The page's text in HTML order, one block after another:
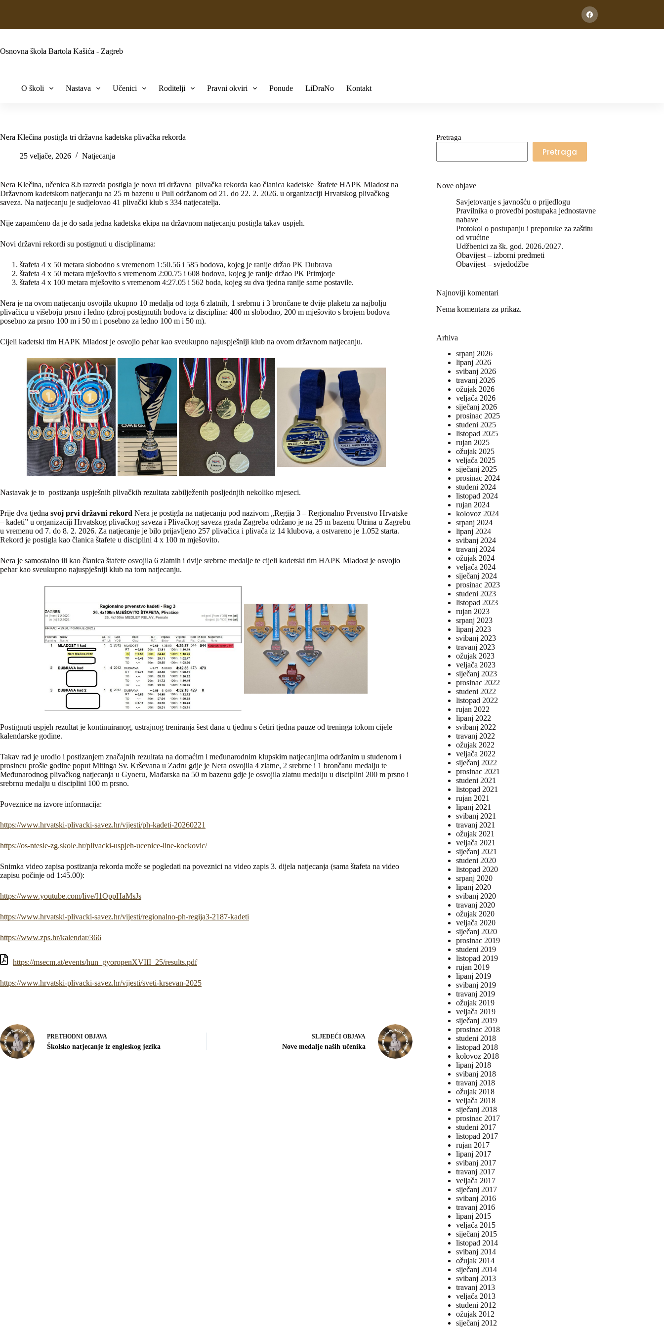
Osnovna škola Bartola Kašića - Zagreb
O školi Nastava Učenici Roditelji Pravni okviri Ponude LiDraNo Kontakt
Nera Klečina postigla tri državna kadetska plivačka rekorda
25 veljače, 2026 Natjecanja
Nera Klečina, učenica 8.b razreda postigla je nova tri državna plivačka rekorda kao članica kadetske štafete HAPK Mladost na
Državnom kadetskom natjecanju na 25 m bazenu u Puli održanom od 21. do 22. 2. 2026. u organizaciji Hrvatskog plivačkog
saveza. Na natjecanju je sudjelovao 41 plivački klub s 334 natjecatelja.
Nije zapamćeno da je do sada jedna kadetska ekipa na državnom natjecanju postigla takav uspjeh.
Novi državni rekordi su postignuti u disciplinama:
štafeta 4 x 50 metara slobodno s vremenom 1:50.56 i 585 bodova, kojeg je ranije držao PK Dubrava
štafeta 4 x 50 metara mješovito s vremenom 2:00.75 i 608 bodova, kojeg je ranije držao PK Primjorje
štafeta 4 x 100 metara mješovito s vremenom 4:27.05 i 562 boda, kojeg su dva tjedna ranije same postavile.
Nera je na ovom natjecanju osvojila ukupno 10 medalja od toga 6 zlatnih, 1 srebrnu i 3 brončane te dvije plaketu za najbolju
plivačicu u višeboju prsno i leđno (zbroj postignutih bodova iz disciplina: 400 m slobodno, 200 m mješovito s brojem bodova
posebno za prsno 100 m i 50 m i posebno za leđno 100 m i 50 m).
Cijeli kadetski tim HAPK Mladost je osvojio pehar kao sveukupno najuspješniji klub na ovom državnom natjecanju.
Nastavak je to postizanja uspješnih plivačkih rezultata zabilježenih posljednjih nekoliko mjeseci.
Prije dva tjedna svoj prvi državni rekord Nera je postigla na natjecanju pod nazivom „Regija 3 – Regionalno Prvenstvo Hrvatske
– kadeti” u organizaciji Hrvatskog plivačkog saveza i Plivačkog saveza grada Zagreba održano je na 25 m bazenu Utrina u Zagrebu
u vremenu od 7. do 8. 2. 2026. Za natjecanje je bilo prijavljeno 257 plivačica i plivača iz 14 klubova, a ostvareno je 1.052 starta.
Rekord je postigla kao članica štafete u disciplini 4 x 100 m mješovito.
Nera je samostalno ili kao članica štafete osvojila 6 zlatnih i dvije srebrne medalje te cijeli kadetski tim HAPK Mladost je osvojio
pehar kao sveukupno najuspješniji klub na tom natjecanju.
Postignuti uspjeh rezultat je kontinuiranog, ustrajnog treniranja šest dana u tjednu s četiri tjedna pauze od treninga tokom cijele
kalendarske godine.
Takav rad je urodio i postizanjem značajnih rezultata na domaćim i međunarodnim klupskim natjecanjima održanim u studenom i
prosincu prošle godine poput Mitinga Sv. Krševana u Zadru gdje je Nera osvojila 4 zlatne, 2 srebrne i 1 brončanu medalju te
Međunarodnog plivačkog natjecanja u Gyoeru, Mađarska na 50 m bazenu gdje je osvojila zlatnu medalju u disciplini 200 m prsno i
srebrnu medalju u disciplini 100 m prsno.
Poveznice na izvore informacija:
https://www.hrvatski-plivacki-savez.hr/vijesti/ph-kadeti-20260221
https://os-ntesle-zg.skole.hr/plivacki-uspjeh-ucenice-line-kockovic/
Snimka video zapisa postizanja rekorda može se pogledati na poveznici na video zapis 3. dijela natjecanja (sama štafeta na video
zapisu počinje od 1:45.00):
https://www.youtube.com/live/I1OppHaMsJs
https://www.hrvatski-plivacki-savez.hr/vijesti/regionalno-ph-regija3-2187-kadeti
https://www.zps.hr/kalendar/366
https://msecm.at/events/hun_gyoropenXVIII_25/results.pdf
https://www.hrvatski-plivacki-savez.hr/vijesti/sveti-krsevan-2025
PRETHODNI OBJAVA
Školsko natjecanje iz engleskog jezika
SLJEDEĆI OBJAVA
Nove medalje naših učenika
Pretraga
Pretraga
Nove objave
Savjetovanje s javnošću o prijedlogu
Pravilnika o provedbi postupaka jednostavne
nabave
Protokol o postupanju i preporuke za zaštitu
od vrućine
Udžbenici za šk. god. 2026./2027.
Obavijest – izborni predmeti
Obavijest – svjedodžbe
Najnoviji komentari
Nema komentara za prikaz.
Arhiva
srpanj 2026
lipanj 2026
svibanj 2026
travanj 2026
ožujak 2026
veljača 2026
siječanj 2026
prosinac 2025
studeni 2025
listopad 2025
rujan 2025
ožujak 2025
veljača 2025
siječanj 2025
prosinac 2024
studeni 2024
listopad 2024
rujan 2024
kolovoz 2024
srpanj 2024
lipanj 2024
svibanj 2024
travanj 2024
ožujak 2024
veljača 2024
siječanj 2024
prosinac 2023
studeni 2023
listopad 2023
rujan 2023
srpanj 2023
lipanj 2023
svibanj 2023
travanj 2023
ožujak 2023
veljača 2023
siječanj 2023
prosinac 2022
studeni 2022
listopad 2022
rujan 2022
lipanj 2022
svibanj 2022
travanj 2022
ožujak 2022
veljača 2022
siječanj 2022
prosinac 2021
studeni 2021
listopad 2021
rujan 2021
lipanj 2021
svibanj 2021
travanj 2021
ožujak 2021
veljača 2021
siječanj 2021
studeni 2020
listopad 2020
srpanj 2020
lipanj 2020
svibanj 2020
travanj 2020
ožujak 2020
veljača 2020
siječanj 2020
prosinac 2019
studeni 2019
listopad 2019
rujan 2019
lipanj 2019
svibanj 2019
travanj 2019
ožujak 2019
veljača 2019
siječanj 2019
prosinac 2018
studeni 2018
listopad 2018
kolovoz 2018
lipanj 2018
svibanj 2018
travanj 2018
ožujak 2018
veljača 2018
siječanj 2018
prosinac 2017
studeni 2017
listopad 2017
rujan 2017
lipanj 2017
svibanj 2017
travanj 2017
veljača 2017
siječanj 2017
svibanj 2016
travanj 2016
lipanj 2015
veljača 2015
siječanj 2015
listopad 2014
svibanj 2014
ožujak 2014
siječanj 2014
svibanj 2013
travanj 2013
veljača 2013
studeni 2012
ožujak 2012
siječanj 2012